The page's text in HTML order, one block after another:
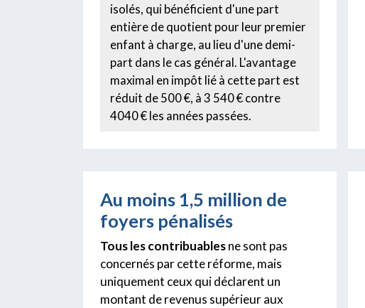
isolés, qui bénéficient d'une part
entière de quotient pour leur premier
enfant à charge, au lieu d'une demi-
part dans le cas général. L'avantage
maximal en impôt lié à cette part est
réduit de 500 €, à 3 540 € contre
4040 € les années passées.
Au moins 1,5 million de
foyers pénalisés
Tous les contribuablesne sont pas
concernés par cette réforme, mais
uniquement ceux qui déclarent un
montant de revenus supérieur aux